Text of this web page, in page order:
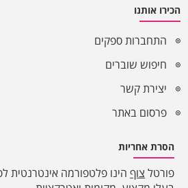
הכירו אותנו
התחברות ספקים
חיפוש שוברים
יצירת קשר
פרסום באתר
הסרת אחריות
פורטל צוף הינו פלטפורמה אינטרנטית